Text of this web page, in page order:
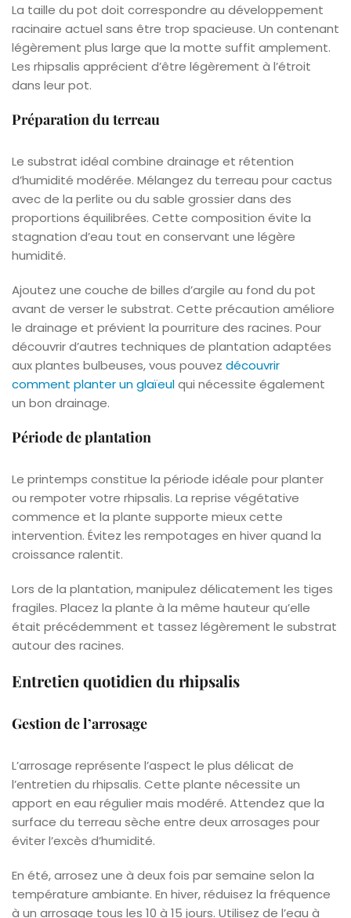
La taille du pot doit correspondre au développement
racinaire actuel sans être trop spacieuse. Un contenant
légèrement plus large que la motte suffit amplement.
Les rhipsalis apprécient d’être légèrement à l’étroit
dans leur pot.
Préparation du terreau
Le substrat idéal combine drainage et rétention
d’humidité modérée. Mélangez du terreau pour cactus
avec de la perlite ou du sable grossier dans des
proportions équilibrées. Cette composition évite la
stagnation d’eau tout en conservant une légère
humidité.
Ajoutez une couche de billes d’argile au fond du pot
avant de verser le substrat. Cette précaution améliore
le drainage et prévient la pourriture des racines. Pour
découvrir d’autres techniques de plantation adaptées
aux plantes bulbeuses, vous pouvez découvrir
comment planter un glaïeulqui nécessite également
un bon drainage.
Période de plantation
Le printemps constitue la période idéale pour planter
ou rempoter votre rhipsalis. La reprise végétative
commence et la plante supporte mieux cette
intervention. Évitez les rempotages en hiver quand la
croissance ralentit.
Lors de la plantation, manipulez délicatement les tiges
fragiles. Placez la plante à la même hauteur qu’elle
était précédemment et tassez légèrement le substrat
autour des racines.
Entretien quotidien du rhipsalis
Gestion de l’arrosage
L’arrosage représente l’aspect le plus délicat de
l’entretien du rhipsalis. Cette plante nécessite un
apport en eau régulier mais modéré. Attendez que la
surface du terreau sèche entre deux arrosages pour
éviter l’excès d’humidité.
En été, arrosez une à deux fois par semaine selon la
température ambiante. En hiver, réduisez la fréquence
à un arrosage tous les 10 à 15 jours. Utilisez de l’eau à